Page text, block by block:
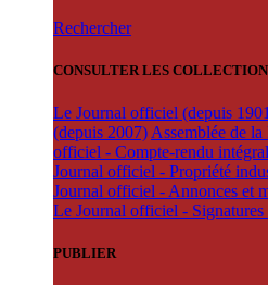
Rechercher
CONSULTER LES
Le Journal officiel (depuis
(depuis 2007) Assemblée de
officiel - Compte-rendu
Journal officiel - Propriété
Journal officiel - Annonces et
Le Journal officiel -
PUBLIER